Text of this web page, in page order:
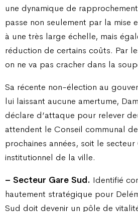
une dynamique de
passe non seulement par la mise
à une très large échelle, mais
réduction de certains coûts. Par
on ne va pas cracher dans la
Sa récente non-élection au
lui laissant aucune amertume,
déclare d’attaque pour relever
attendent le Conseil communal
prochaines années, soit le secteur
institutionnel de la ville.
– Secteur Gare Sud. Identifié
hautement stratégique pour
Sud doit devenir un pôle de